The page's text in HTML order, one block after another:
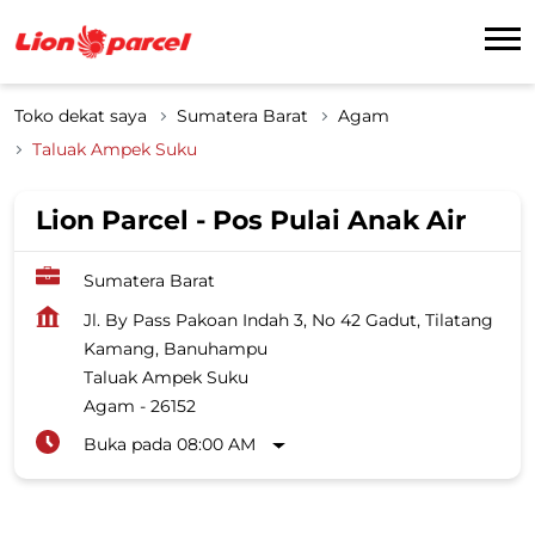
Toko dekat saya Sumatera Barat
Agam
Taluak Ampek Suku
Lion Parcel - Pos Pulai Anak Air
Sumatera Barat
Jl. By Pass Pakoan Indah 3, No 42 Gadut, Tilatang
Kamang, Banuhampu
Taluak Ampek Suku
Agam - 26152
Buka pada 08:00 AM